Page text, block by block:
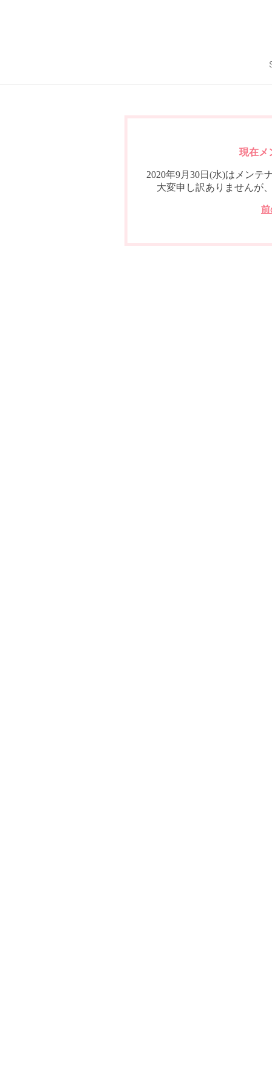
現在メ
2020年9月30日(水)はメンテ
大変申し訳ありませんが
前